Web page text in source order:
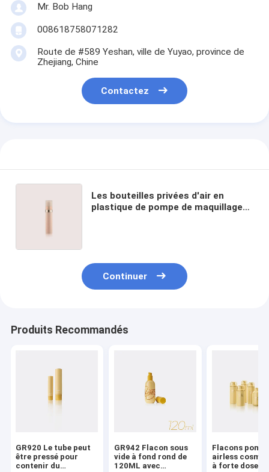
Mr. Bob Hang
008618758071282
Route de #589 Yeshan, ville de Yuyao, province de
Zhejiang, Chine
Contactez
Les bouteilles privées d'air en
plastique de pompe de maquillage
Continuer
Produits Recommandés
GR920 Le tube peut
être pressé pour
contenir du
GR942 Flacon sous
vide à fond rond de
120ML avec
Flacons
airless
à forte dose